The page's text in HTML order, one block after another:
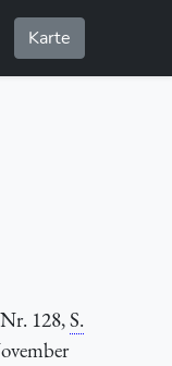
Karte
Nr. 128,S.